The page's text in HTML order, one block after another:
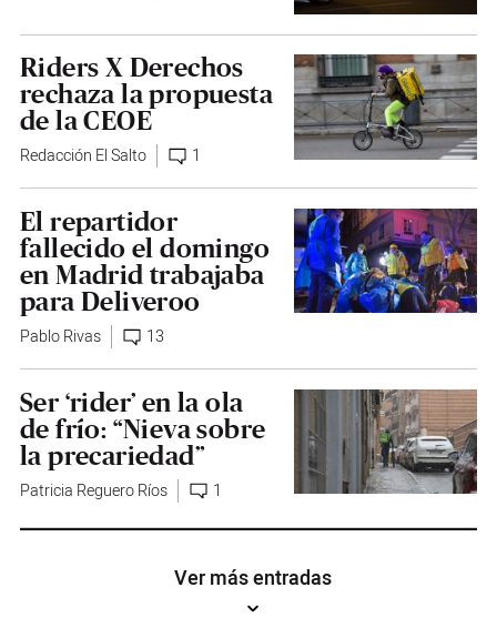
Riders X Derechos
rechaza la propuesta
de la CEOE
Redacción El Salto 1
El repartidor
fallecido el domingo
en Madrid trabajaba
para Deliveroo
Pablo Rivas 13
Ser ‘rider’ en la ola
de frío: “Nieva sobre
la precariedad”
Patricia Reguero Ríos 1
Ver más entradas